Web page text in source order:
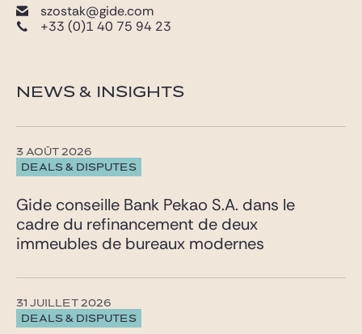
szostak@gide.com
+33 (0)1 40 75 94 23
NEWS & INSIGHTS
DEALS & DISPUTES
3 AOÛT 2026
Gide conseille Bank Pekao S.A. dans le
cadre du refinancement de deux
immeubles de bureaux modernes
DEALS & DISPUTES
31 JUILLET 2026